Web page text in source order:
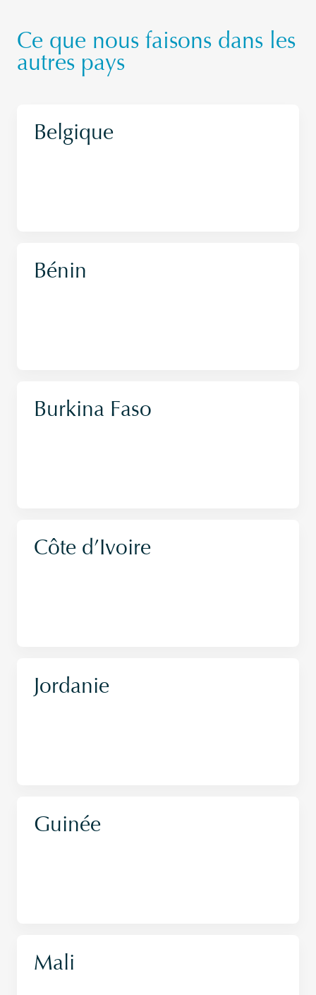
Ce que nous faisons dans les
autres pays
Belgique
Bénin
Burkina Faso
Côte d’Ivoire
Jordanie
Guinée
Mali